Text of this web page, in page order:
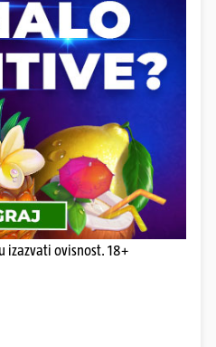
izazvati ovisnost. 18+